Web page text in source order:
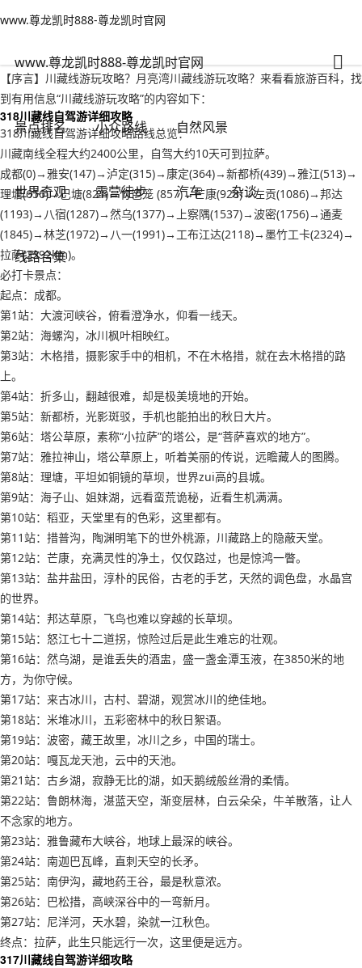
www.尊龙凯时888-尊龙凯时官网
www.尊龙凯时888-尊龙凯时官网
景点排名 小众路线 自然风景
世界奇观 露营徒步 汽车 杂谈
线路合集
www.尊龙凯时888-尊龙凯时官网
川藏线游玩攻略？月亮湾川藏线游玩攻略-www.尊龙凯时888
【序言】川藏线游玩攻略？月亮湾川藏线游玩攻略？来看看旅游百科，找
到有用信息“川藏线游玩攻略”的内容如下：
318川藏线自驾游详细攻略
318川藏线自驾游详细攻略路线总览：
川藏南线全程大约2400公里，自驾大约10天可到拉萨。
成都(0)→雅安(147)→泸定(315)→康定(364)→新都桥(439)→雅江(513)→
理塘(656)→巴塘(821)→竹笆笼 (857)→芒康(928)→左贡(1086)→邦达
(1193)→八宿(1287)→然乌(1377)→上察隅(1537)→波密(1756)→通麦
(1845)→林芝(1972)→八一(1991)→工布江达(2118)→墨竹工卡(2324)→
拉萨(2392km)。
必打卡景点：
起点：成都。
第1站：大渡河峡谷，俯看澄净水，仰看一线天。
第2站：海螺沟，冰川枫叶相映红。
第3站：木格措，摄影家手中的相机，不在木格措，就在去木格措的路
上。
第4站：折多山，翻越很难，却是极美境地的开始。
第5站：新都桥，光影斑驳，手机也能拍出的秋日大片。
第6站：塔公草原，素称“小拉萨”的塔公，是“菩萨喜欢的地方”。
第7站：雅拉神山，塔公草原上，听着美丽的传说，远瞻藏人的图腾。
第8站：理塘，平坦如铜镜的草坝，世界zui高的县城。
第9站：海子山、姐妹湖，远看蛮荒诡秘，近看生机满满。
第10站：稻亚，天堂里有的色彩，这里都有。
第11站：措普沟，陶渊明笔下的世外桃源，川藏路上的隐蔽天堂。
第12站：芒康，充满灵性的净土，仅仅路过，也是惊鸿一瞥。
第13站：盐井盐田，淳朴的民俗，古老的手艺，天然的调色盘，水晶宫
的世界。
第14站：邦达草原，飞鸟也难以穿越的长草坝。
第15站：怒江七十二道拐，惊险过后是此生难忘的壮观。
第16站：然乌湖，是谁丢失的酒盅，盛一盏金潭玉液，在3850米的地
方，为你守候。
第17站：来古冰川，古村、碧湖，观赏冰川的绝佳地。
第18站：米堆冰川，五彩密林中的秋日絮语。
第19站：波密，藏王故里，冰川之乡，中国的瑞士。
第20站：嘎瓦龙天池，云中的天池。
第21站：古乡湖，寂静无比的湖，如天鹅绒般丝滑的柔情。
第22站：鲁朗林海，湛蓝天空，渐变层林，白云朵朵，牛羊散落，让人
不念家的地方。
第23站：雅鲁藏布大峡谷，地球上最深的峡谷。
第24站：南迦巴瓦峰，直刺天空的长矛。
第25站：南伊沟，藏地药王谷，最是秋意浓。
第26站：巴松措，高峡深谷中的一弯新月。
第27站：尼洋河，天水碧，染就一江秋色。
终点：拉萨，此生只能远行一次，这里便是远方。
317川藏线自驾游详细攻略